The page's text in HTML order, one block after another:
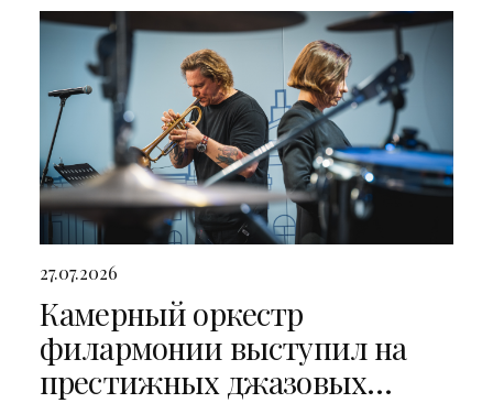
27.07.2026
Камерный оркестр
филармонии выступил на
престижных джазовых